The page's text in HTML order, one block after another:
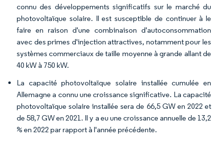
connu des développements significatifs sur le marché du
photovoltaïque solaire. Il est susceptible de continuer à le
faire en raison d'une combinaison d'autoconsommation
avec des primes d'injection attractives, notamment pour les
systèmes commerciaux de taille moyenne à grande allant de
40 kW à 750 kW.
La capacité photovoltaïque solaire installée cumulée en
Allemagne a connu une croissance significative. La capacité
photovoltaïque solaire installée sera de 66,5 GW en 2022 et
de 58,7 GW en 2021. Il y a eu une croissance annuelle de 13,2
% en 2022 par rapport à l'année précédente.